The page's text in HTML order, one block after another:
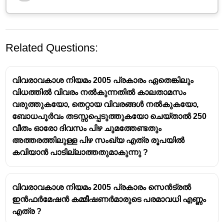
Related Questions:
വിവരാവകാശ നിയമം 2005 പ്രകാരം ഏതെങ്കിലും
വിധത്തിൽ വിവരം നൽകുന്നതിൽ കാലതാമസം
വരുത്തുകയോ, തെറ്റായ വിവരങ്ങൾ നൽകുകയോ,
ബോധപൂർവം തടസ്സപ്പെടുത്തുകയോ ചെയ്താൽ 250
വീതം ഓരോ ദിവസം പിഴ ചുമത്തേണ്ടതും
അത്തരത്തിലുള്ള പിഴ സംഖ്യ എത്ര രൂപയിൽ
കവിയാൻ പാടില്ലാത്തതുമാകുന്നു ?
വിവരാവകാശ നിയമം 2005 പ്രകാരം സെൻട്രൽ
ഇൻഫർമേഷൻ കമ്മീഷണർമാരുടെ പരമാവധി എണ്ണം
എത്ര ?